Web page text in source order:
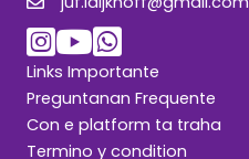
juf.ldijkhoff@gmail.com
Links Importante
Preguntanan Frequente
Con e platform ta traha
Termino y condition